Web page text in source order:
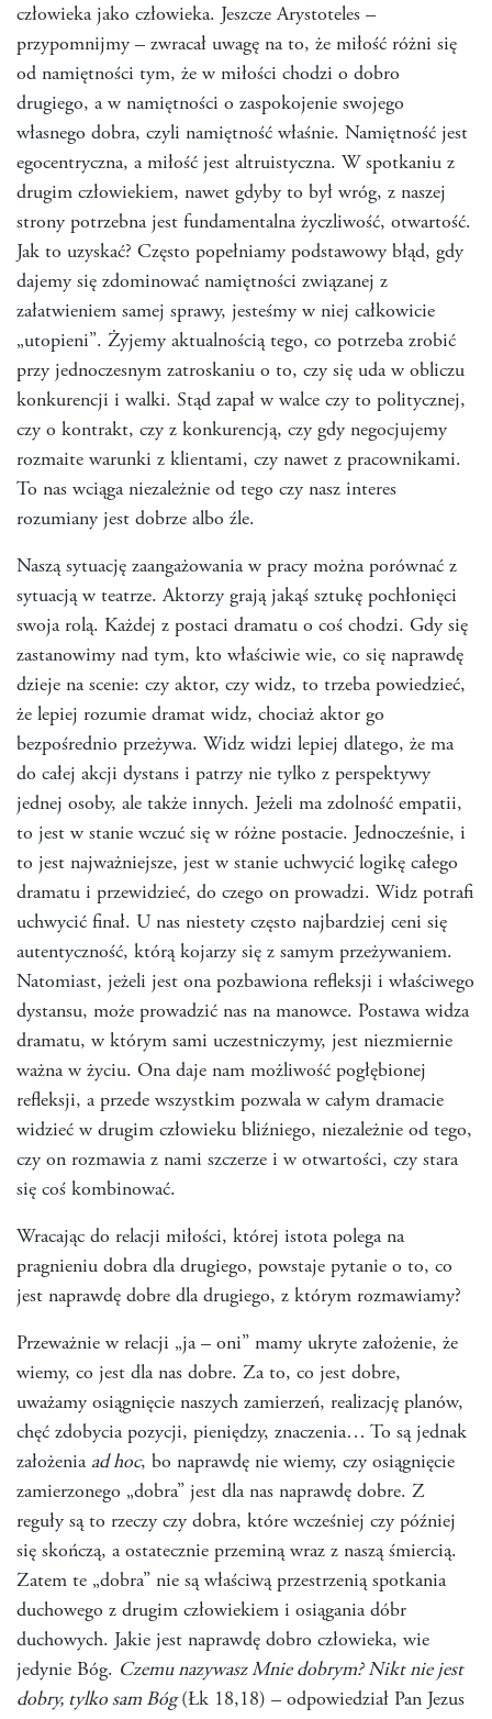
człowieka jako człowieka. Jeszcze Arystoteles –
przypomnijmy – zwracał uwagę na to, że miłość różni się
od namiętności tym, że w miłości chodzi o dobro
drugiego, a w namiętności o zaspokojenie swojego
własnego dobra, czyli namiętność właśnie. Namiętność jest
egocentryczna, a miłość jest altruistyczna. W spotkaniu z
drugim człowiekiem, nawet gdyby to był wróg, z naszej
strony potrzebna jest fundamentalna życzliwość, otwartość.
Jak to uzyskać? Często popełniamy podstawowy błąd, gdy
dajemy się zdominować namiętności związanej z
załatwieniem samej sprawy, jesteśmy w niej całkowicie
„utopieni”. Żyjemy aktualnością tego, co potrzeba zrobić
przy jednoczesnym zatroskaniu o to, czy się uda w obliczu
konkurencji i walki. Stąd zapał w walce czy to politycznej,
czy o kontrakt, czy z konkurencją, czy gdy negocjujemy
rozmaite warunki z klientami, czy nawet z pracownikami.
To nas wciąga niezależnie od tego czy nasz interes
rozumiany jest dobrze albo źle.
Naszą sytuację zaangażowania w pracy można porównać z
sytuacją w teatrze. Aktorzy grają jakąś sztukę pochłonięci
swoja rolą. Każdej z postaci dramatu o coś chodzi. Gdy się
zastanowimy nad tym, kto właściwie wie, co się naprawdę
dzieje na scenie: czy aktor, czy widz, to trzeba powiedzieć,
że lepiej rozumie dramat widz, chociaż aktor go
bezpośrednio przeżywa. Widz widzi lepiej dlatego, że ma
do całej akcji dystans i patrzy nie tylko z perspektywy
jednej osoby, ale także innych. Jeżeli ma zdolność empatii,
to jest w stanie wczuć się w różne postacie. Jednocześnie, i
to jest najważniejsze, jest w stanie uchwycić logikę całego
dramatu i przewidzieć, do czego on prowadzi. Widz potrafi
uchwycić finał. U nas niestety często najbardziej ceni się
autentyczność, którą kojarzy się z samym przeżywaniem.
Natomiast, jeżeli jest ona pozbawiona refleksji i właściwego
dystansu, może prowadzić nas na manowce. Postawa widza
dramatu, w którym sami uczestniczymy, jest niezmiernie
ważna w życiu. Ona daje nam możliwość pogłębionej
refleksji, a przede wszystkim pozwala w całym dramacie
widzieć w drugim człowieku bliźniego, niezależnie od tego,
czy on rozmawia z nami szczerze i w otwartości, czy stara
się coś kombinować.
Wracając do relacji miłości, której istota polega na
pragnieniu dobra dla drugiego, powstaje pytanie o to, co
jest naprawdę dobre dla drugiego, z którym rozmawiamy?
Przeważnie w relacji „ja – oni” mamy ukryte założenie, że
wiemy, co jest dla nas dobre. Za to, co jest dobre,
uważamy osiągnięcie naszych zamierzeń, realizację planów,
chęć zdobycia pozycji, pieniędzy, znaczenia… To są jednak
założenia ad hoc, bo naprawdę nie wiemy, czy osiągnięcie
zamierzonego „dobra” jest dla nas naprawdę dobre. Z
reguły są to rzeczy czy dobra, które wcześniej czy później
się skończą, a ostatecznie przeminą wraz z naszą śmiercią.
Zatem te „dobra” nie są właściwą przestrzenią spotkania
duchowego z drugim człowiekiem i osiągania dóbr
duchowych. Jakie jest naprawdę dobro człowieka, wie
jedynie Bóg. Czemu nazywasz Mnie dobrym? Nikt nie jest
dobry, tylko sam Bóg(Łk 18,18) – odpowiedział Pan Jezus